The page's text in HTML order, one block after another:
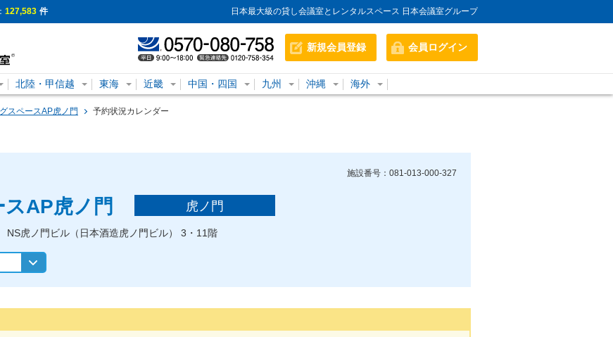
127,583 件 日本最大級の貸し会議室とレンタルスペース 日本会議室グループ
新規会員登録 会員ログイン
北陸・甲信越 東海 近畿 中国・四国 九州 沖縄 海外
スペースAP虎ノ門 予約状況カレンダー
施設番号：081-013-000-327
AP虎ノ門 虎ノ門
虎ノ門ビル（日本酒造虎ノ門ビル） 3・11階